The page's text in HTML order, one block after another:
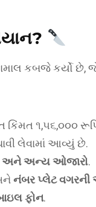
કબજે કર્યો છે,
કિંમત ૧,૫૬,૦૦૦
લેવામાં આવ્યું છે.
અને અન્ય ઓજારો.
નંબર પ્લેટ વગરની
ફોન.